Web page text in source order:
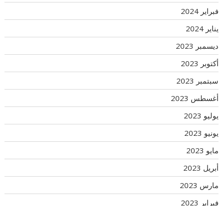
فبراير 2024
يناير 2024
ديسمبر 2023
أكتوبر 2023
سبتمبر 2023
أغسطس 2023
يوليو 2023
يونيو 2023
مايو 2023
أبريل 2023
مارس 2023
فبراير 2023